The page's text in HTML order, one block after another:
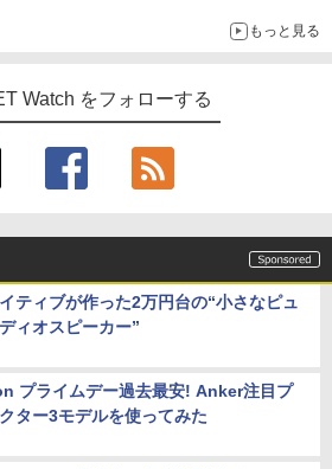
もっと見る
Watch をフォローする
ティブが作った2万円台の“小さなピュ
ィオスピーカー”
プライムデー過去最安! Anker注目プ
ター3モデルを使ってみた